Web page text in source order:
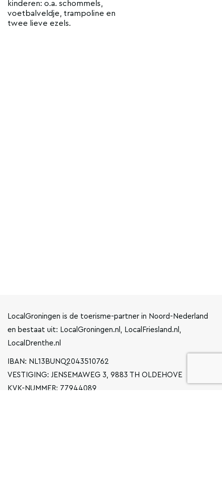
kinderen: o.a. schommels,
voetbalveldje, trampoline en
twee lieve ezels.
LocalGroningen is de toerisme-partner in Noord-Nederland
en bestaat uit: LocalGroningen.nl, LocalFriesland.nl,
LocalDrenthe.nl
IBAN: NL13BUNQ2043510762
VESTIGING: JENSEMAWEG 3, 9883 TH OLDEHOVE
KVK-NUMMER: 77944089